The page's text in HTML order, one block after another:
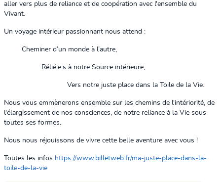
aller vers plus de reliance et de coopération avec l'ensemble du
Vivant.
Un voyage intérieur passionnant nous attend :
Cheminer d’un monde à l’autre,
Rélié.e.s à notre Source intérieure,
Vers notre juste place dans la Toile de la Vie.
Nous vous emmènerons ensemble sur les chemins de l'intériorité, de
l'élargissement de nos consciences, de notre reliance à la Vie sous
toutes ses formes.
Nous nous réjouissons de vivre cette belle aventure avec vous !
Toutes les infos https://www.billetweb.fr/ma-juste-place-dans-la-
toile-de-la-vie